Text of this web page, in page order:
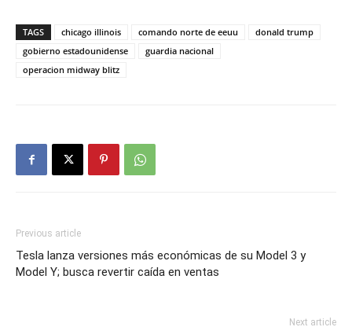
TAGS chicago illinois comando norte de eeuu
donald trump
gobierno estadounidense
guardia nacional
operacion midway blitz
Previous article
Tesla lanza versiones más económicas de su Model 3 y
Model Y; busca revertir caída en ventas
Next article